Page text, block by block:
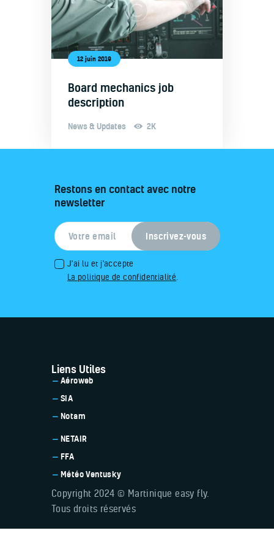
12 juin 2019
Board mechanics job
description
News & Updates 2K
Restons en contact avec notre
newsletter
J'ai lu et j'accepte
La politique de confidentialité
Liens Utiles
Aéroweb
SIA
Notam
NETAIR
FFA
Météo Ventusky
Copyright 2024 © Martinique easy fly.
Tous droits réservés